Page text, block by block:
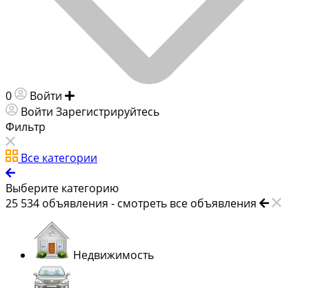
0 Войти
Войти Зарегистрируйтесь
Фильтр
Все категории
Выберите категорию
25 534 объявления - смотреть все объявления
Недвижимость